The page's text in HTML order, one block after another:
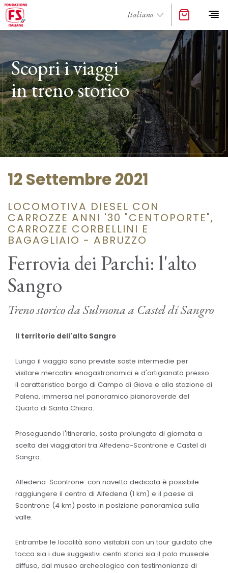
Scopri i viaggi
in treno storico
12 Settembre 2021
LOCOMOTIVA DIESEL CON
CARROZZE ANNI '30 "CENTOPORTE",
CARROZZE CORBELLINI E
BAGAGLIAIO - ABRUZZO
Ferrovia dei Parchi: l'alto
Sangro
Treno storico da Sulmona a Castel di Sangro
Il territorio dell'alto Sangro
Lungo il viaggio sono previste soste intermedie per
visitare mercatini enogastronomici e d'artigianato presso
il caratteristico borgo di Campo di Giove e alla stazione di
Palena, immersa nel panoramico pianoroverde del
Quarto di Santa Chiara.
Proseguendo l'itinerario, sosta prolungata di giornata a
scelta dei viaggiatori tra Alfedena-Scontrone e Castel di
Sangro.
Alfedena-Scontrone: con navetta dedicata è possibile
raggiungere il centro di Alfedena (1 km) e il paese di
Scontrone (4 km) posto in posizione panoramica sulla
valle.
Entrambe le località sono visitabili con un tour guidato che
tocca sia i due suggestivi centri storici sia il polo museale
diffuso, dal museo archeologico con testimonianze di